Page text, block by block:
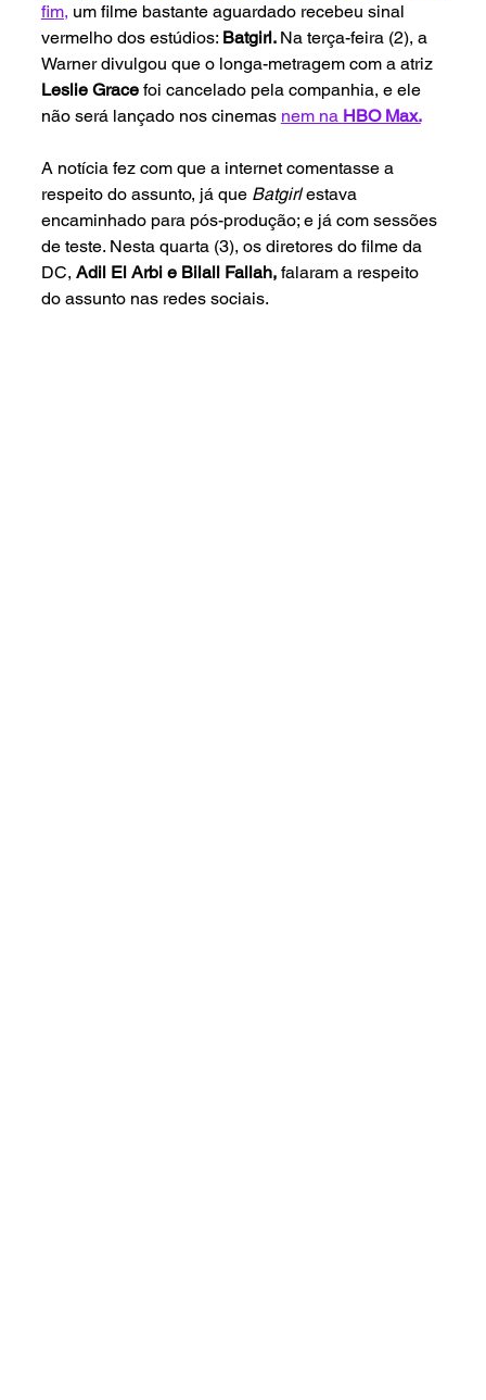
fim, um filme bastante aguardado recebeu sinal
vermelho dos estúdios: Batgirl. Na terça-feira (2), a
Warner divulgou que o longa-metragem com a atriz
Leslie Grace foi cancelado pela companhia, e ele
não será lançado nos cinemas nem na HBO Max.
A notícia fez com que a internet comentasse a
respeito do assunto, já que Batgirl estava
encaminhado para pós-produção; e já com sessões
de teste. Nesta quarta (3), os diretores do filme da
DC, Adil El Arbi e Bilall Fallah, falaram a respeito
do assunto nas redes sociais.